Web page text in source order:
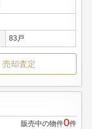
83戸
売却査定
販売中の物件0件